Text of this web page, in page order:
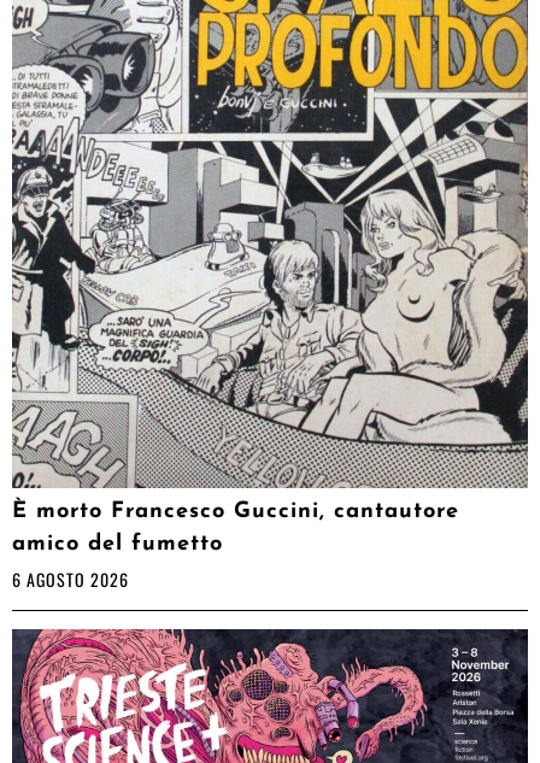
È morto Francesco Guccini, cantautore
amico del fumetto
6 AGOSTO 2026